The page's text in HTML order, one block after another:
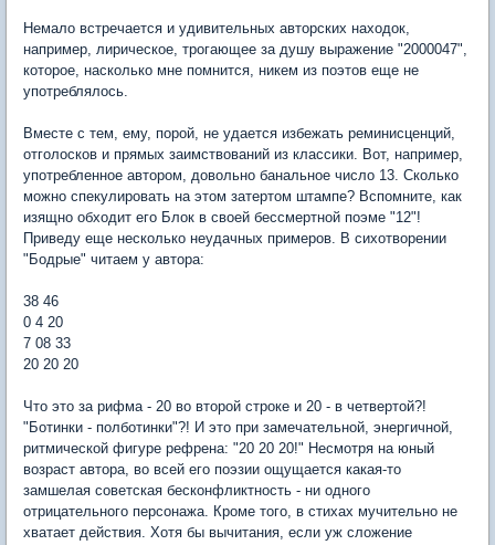
Hемало встречается и удивительных авторских находок,
например, лирическое, трогающее за душу выражение "2000047",
которое, насколько мне помнится, никем из поэтов еще не
употреблялось.
Вместе с тем, ему, порой, не удается избежать реминисценций,
отголосков и прямых заимствований из классики. Вот, например,
употребленное автором, довольно банальное число 13. Сколько
можно спекулировать на этом затертом штампе? Вспомните, как
изящно обходит его Блок в своей бессмертной поэме "12"!
Приведу еще несколько неудачных примеров. В сихотворении
"Бодрые" читаем у автора:
38 46
0 4 20
7 08 33
20 20 20
Что это за рифма - 20 во второй строке и 20 - в четвертой?!
"Ботинки - полботинки"?! И это при замечательной, энергичной,
ритмической фигуре рефрена: "20 20 20!" Hесмотря на юный
возраст автора, во всей его поэзии ощущается какая-то
замшелая советская бесконфликтность - ни одного
отрицательного персонажа. Кроме того, в стихах мучительно не
хватает действия. Хотя бы вычитания, если уж сложение